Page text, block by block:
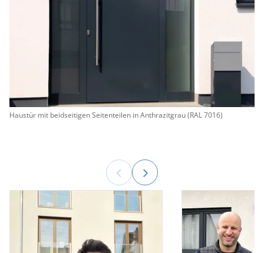
Haustür mit beidseitigen Seitenteilen in Anthrazitgrau (RAL 7016)